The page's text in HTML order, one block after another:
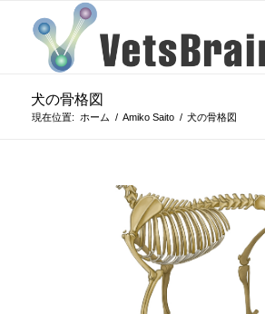
犬の骨格図
現在位置: ホーム / Amiko Saito / 犬の骨格図